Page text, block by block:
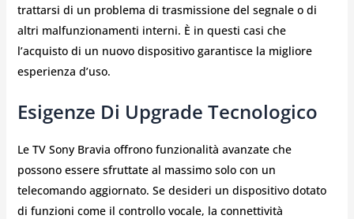
trattarsi di un problema di trasmissione del segnale o di
altri malfunzionamenti interni. È in questi casi che
l’acquisto di un nuovo dispositivo garantisce la migliore
esperienza d’uso.
Esigenze Di Upgrade Tecnologico
Le TV Sony Bravia offrono funzionalità avanzate che
possono essere sfruttate al massimo solo con un
telecomando aggiornato. Se desideri un dispositivo dotato
di funzioni come il controllo vocale, la connettività